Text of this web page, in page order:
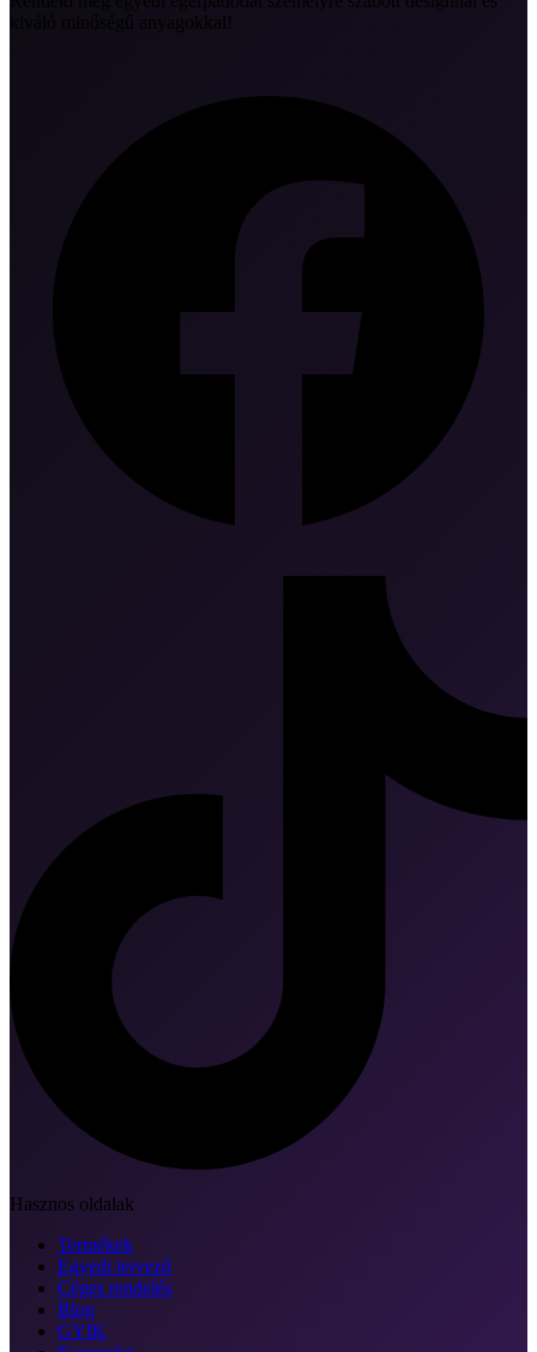
kiváló minőségű anyagokkal!
Hasznos oldalak
Termékek
Egyedi tervező
Céges rendelés
Blog
GYIK